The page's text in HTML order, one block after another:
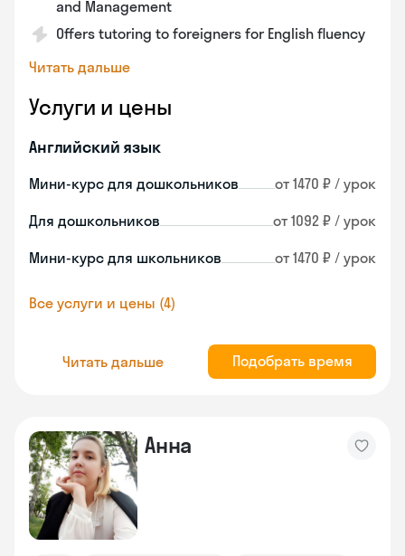
and Management
Offers tutoring to foreigners for English fluency
Читать дальше
Услуги и цены
Английский язык
Мини-курс для дошкольников от 1470 ₽ / урок
Для дошкольников от 1092 ₽ / урок
Мини-курс для школьников от 1470 ₽ / урок
Все услуги и цены (4)
Читать дальше Подобрать время
Анна